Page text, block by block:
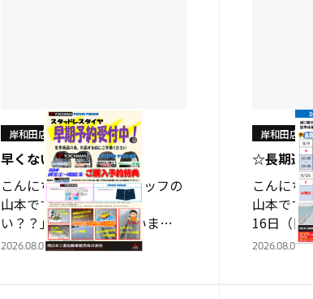
早くない？？？？
岸和田店
こんにちはショップスタッフの
山本です✨ 題名「早くな
い？？」 何の事だと思いま
す？？ スタッドレスタイヤの
2026.08.06
☆長期連
岸和田店
こんにち
山本です
16日（日
て頂きま
2026.08.03